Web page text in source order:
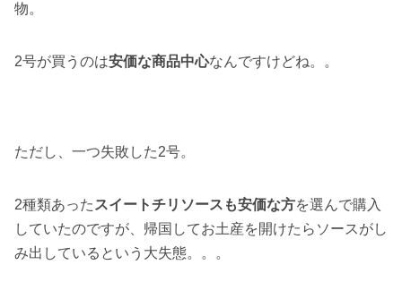
物。
2号が買うのは安価な商品中心なんですけどね。。
ただし、一つ失敗した2号。
2種類あった スイートチリソースも安価な方を選んで購入
していたのですが、帰国してお土産を開けたらソースがし
み出しているという大失態。。。